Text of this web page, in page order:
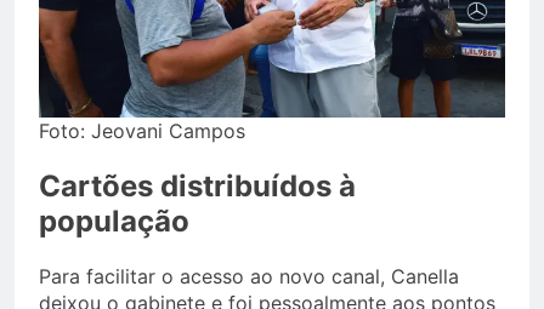
Foto: Jeovani Campos
Cartões distribuídos à
população
Para facilitar o acesso ao novo canal, Canella
deixou o gabinete e foi pessoalmente aos pontos